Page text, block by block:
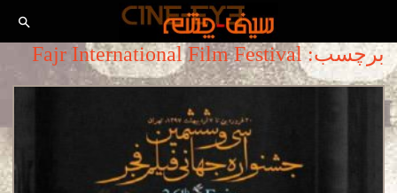
برچسب: Fajr International Film Festival